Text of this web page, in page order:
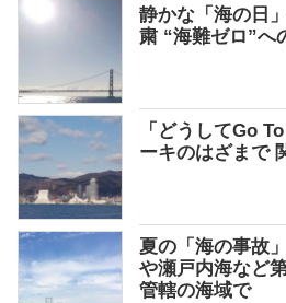
静かな「海の日
粛 “海難ゼロ”へ
「どうしてGo
ーキのはざまで
夏の「海の事故
や瀬戸内海など
管轄の海域で